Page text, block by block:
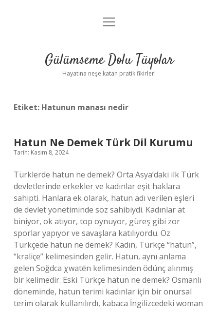
Anasayfa
Yasal Uyarı
menüyü
Gülümseme Dolu Tüyolar
Hayatına neşe katan pratik fikirler!
Etiket: Hatunun manası nedir
Hatun Ne Demek Türk Dil Kurumu
Tarih: Kasım 8, 2024
Türklerde hatun ne demek? Orta Asya’daki ilk Türk
devletlerinde erkekler ve kadınlar eşit haklara
sahipti. Hanlara ek olarak, hatun adı verilen eşleri
de devlet yönetiminde söz sahibiydi. Kadınlar at
biniyor, ok atıyor, top oynuyor, güreş gibi zor
sporlar yapıyor ve savaşlara katılıyordu. Öz
Türkçede hatun ne demek? Kadın, Türkçe “hatun”,
“kraliçe” kelimesinden gelir. Hatun, aynı anlama
gelen Soğdca χwatēn kelimesinden ödünç alınmış
bir kelimedir. Eski Türkçe hatun ne demek? Osmanlı
döneminde, hatun terimi kadınlar için bir onursal
terim olarak kullanılırdı, kabaca İngilizcedeki woman